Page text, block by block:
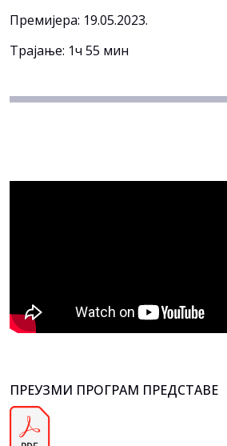
Премијера: 19.05.2023.
Трајање: 1ч 55 мин
ПРЕУЗМИ ПРОГРАМ ПРЕДСТАВЕ